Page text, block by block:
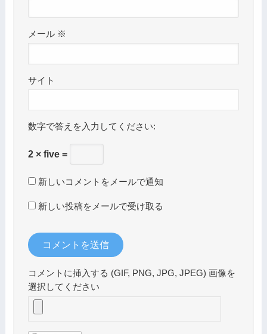
メール ※
サイト
数字で答えを入力してください:
2 × five =
新しいコメントをメールで通知
新しい投稿をメールで受け取る
コメントに挿入する (GIF, PNG, JPG, JPEG) 画像を
選択してください